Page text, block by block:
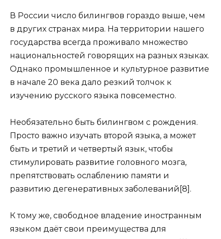
В России число билингвов гораздо выше, чем
в других странах мира. На территории нашего
государства всегда проживало множество
национальностей говорящих на разных языках.
Однако промышленное и культурное развитие
в начале 20 века дало резкий толчок к
изучению русского языка повсеместно.
Необязательно быть билингвом с рождения.
Просто важно изучать второй языка, а может
быть и третий и четвертый язык, чтобы
стимулировать развитие головного мозга,
препятствовать ослаблению памяти и
развитию дегенеративных заболеваний[8].
К тому же, свободное владение иностранным
языком даёт свои преимущества для